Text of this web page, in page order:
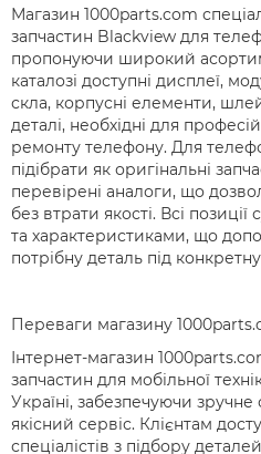
Магазин 1000parts.com
запчастин Blackview для
пропонуючи широкий
каталозі доступні дисплеї,
скла, корпусні елементи,
деталі, необхідні для
ремонту телефону. Для
підібрати як оригінальні
перевірені аналоги, що
без втрати якості. Всі
та характеристиками, що
потрібну деталь під
Переваги магазину
Інтернет-магазин
запчастин для мобільної
Україні, забезпечуючи
якісний сервіс. Клієнтам
спеціалістів з підбору